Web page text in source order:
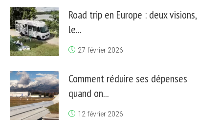
Road trip en Europe : deux visions,
le...
27 février 2026
Comment réduire ses dépenses
quand on...
12 février 2026